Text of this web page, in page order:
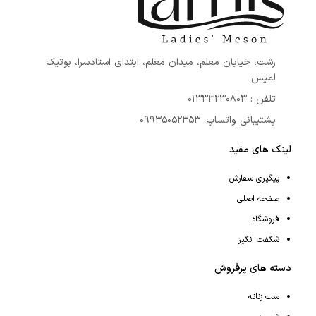
رشت، خیابان معلم، میدان معلم، ابتدای استادسرا، بوتیک
لمیس
تلفن : 01333230803
پشتیبانی واتساپ: 09935052353
لینک های مفید
پیگیری سفارش
صفحه اصلی
فروشگاه
شگفت انگیز
دسته های پرفروش
ست زنانه